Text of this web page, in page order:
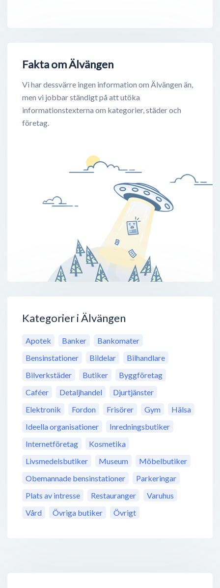
Fakta om Älvängen
Vi har dessvärre ingen information om Älvängen än,
men vi jobbar ständigt på att utöka
informationstexterna om kategorier, städer och
företag.
Kategorier i Älvängen
Apotek Banker
Bankomater
Bensinstationer
Bildelar
Bilhandlare
Bilverkstäder
Butiker
Byggföretag
Caféer
Detaljhandel
Djurtjänster
Elektronik
Fordon Frisörer Gym
Hälsa
Ideella organisationer
Inredningsbutiker
Internetföretag
Kosmetika
Livsmedelsbutiker
Museum
Möbelbutiker
Obemannade bensinstationer
Parkeringar
Plats av intresse
Restauranger
Varuhus
Vård
Övriga butiker Övrigt